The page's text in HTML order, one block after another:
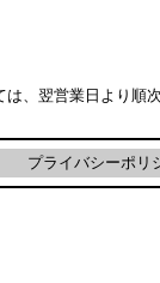
、翌営業日より順
プライバシーポリ